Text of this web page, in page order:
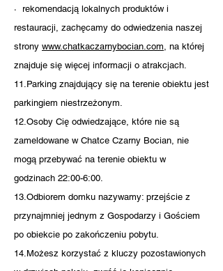
· rekomendacją lokalnych produktów i
restauracji, zachęcamy do odwiedzenia naszej
strony www.chatkaczarnybocian.com, na której
znajduje się więcej informacji o atrakcjach.
11.Parking znajdujący się na terenie obiektu jest
parkingiem niestrzeżonym.
12.Osoby Cię odwiedzające, które nie są
zameldowane w Chatce Czarny Bocian, nie
mogą przebywać na terenie obiektu w
godzinach 22:00-6:00.
13.Odbiorem domku nazywamy: przejście z
przynajmniej jednym z Gospodarzy i Gościem
po obiekcie po zakończeniu pobytu.
14.Możesz korzystać z kluczy pozostawionych